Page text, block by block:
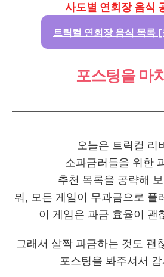
사도별 연회장 음식
트릭컬 연회장 음식 목록
포스팅을 마
오늘은 트릭컬 리
소과금러들을 위한
추천 목록을 공략해
뭐, 모든 게임이 무과금으로 플
이 게임은 과금 효율이 괜
그래서 살짝 과금하는 것도 괜
포스팅을 봐주셔서